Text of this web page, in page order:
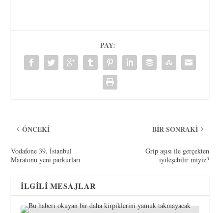
PAY:
ÖNCEKI
Vodafone 39. İstanbul
Maratonu yeni parkurları
BIR SONRAKI
Grip aşısı ile gerçekten
iyileşebilir miyiz?
İLGILI MESAJLAR